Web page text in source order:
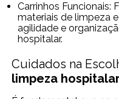
Carrinhos Funcionais: Facilitam o transporte de
materiais de limpeza
agilidade e
hospitalar.
Cuidados na
limpeza hospitalar